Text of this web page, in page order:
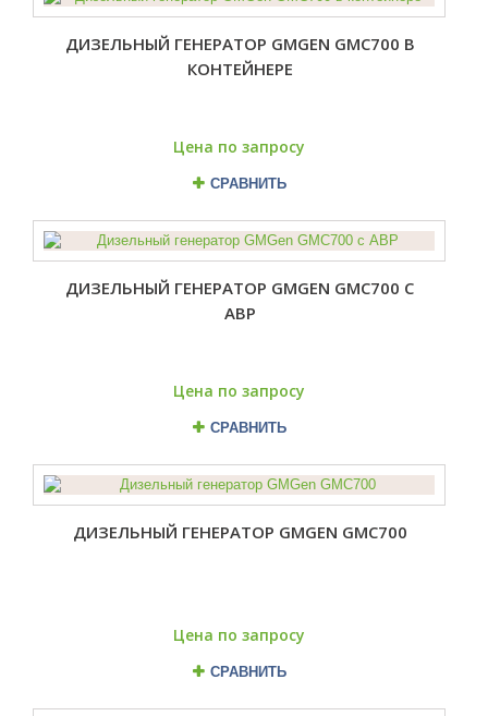
ДИЗЕЛЬНЫЙ ГЕНЕРАТОР GMGEN GMC700 В
КОНТЕЙНЕРЕ
Цена по запросу
СРАВНИТЬ
ДИЗЕЛЬНЫЙ ГЕНЕРАТОР GMGEN GMC700 С
АВР
Цена по запросу
СРАВНИТЬ
ДИЗЕЛЬНЫЙ ГЕНЕРАТОР GMGEN GMC700
Цена по запросу
СРАВНИТЬ